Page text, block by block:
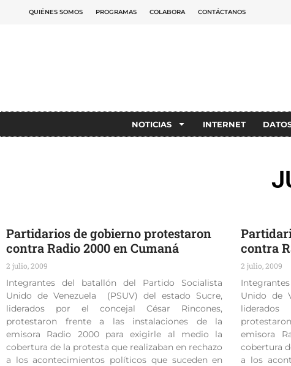
QUIÉNES SOMOS PROGRAMAS COLABORA CONTÁCTANOS
NOTICIAS INTERNET
Partidarios de gobierno protestaron
contra Radio 2000 en Cumaná
2 julio, 2009
Integrantes del batallón del Partido Socialista
Unido de Venezuela (PSUV) del estado Sucre,
liderados por el concejal César Rincones,
protestaron frente a las instalaciones de la
emisora Radio 2000 para exigirle al medio la
cobertura de la protesta que realizaban en rechazo
a los acontecimientos políticos que suceden en
contra
2 julio, 2009
Unido de
emisora
cobertura
a los